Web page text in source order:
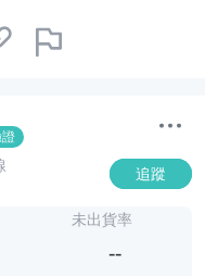
追蹤
未出貨率
--